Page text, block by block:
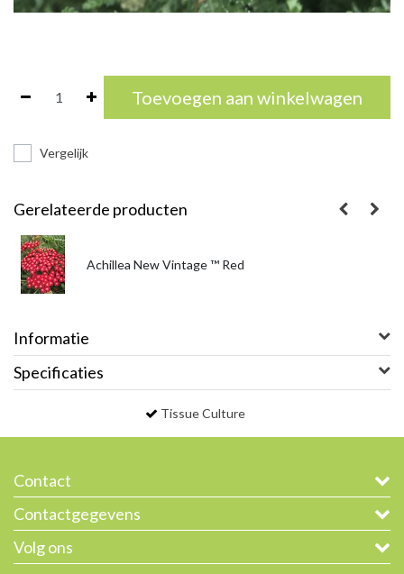
Toevoegen aan winkelwagen
Vergelijk
Gerelateerde producten
Achillea New Vintage ™ Red
Informatie
Specificaties
Tissue Culture
Contact
Contactgegevens
Volg ons